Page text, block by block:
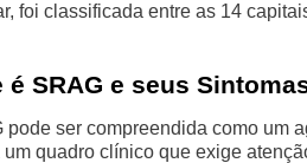
foi classificada entre as 14
é SRAG e seus
pode ser compreendida como um
um quadro clínico que exige